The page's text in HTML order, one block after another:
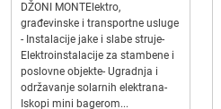
DŽONI MONTElektro,
građevinske i transportne usluge
- Instalacije jake i slabe struje-
Elektroinstalacije za stambene i
poslovne objekte- Ugradnja i
održavanje solarnih elektrana-
Iskopi mini bagerom...